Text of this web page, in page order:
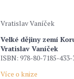
Vratislav Vaníček
Velké dějiny zemí
Vratislav Vaníček
ISBN: 978-80-7185-433-
Více o knize